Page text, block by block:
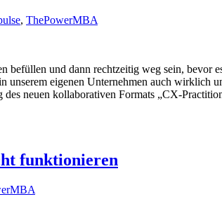
, ThePowerMBA
befüllen und dann rechtzeitig weg sein,
eigenen Unternehmen auch wirklich
neuen kollaborativen Formats „CX-
funktionieren